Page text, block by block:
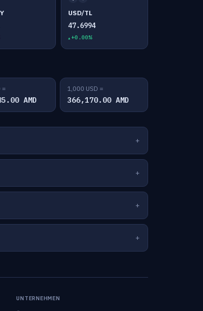
USD/TL
47.6994
+0.00%
=
AMD
1,000 USD =
366,170.00 AMD
UNTERNEHMEN